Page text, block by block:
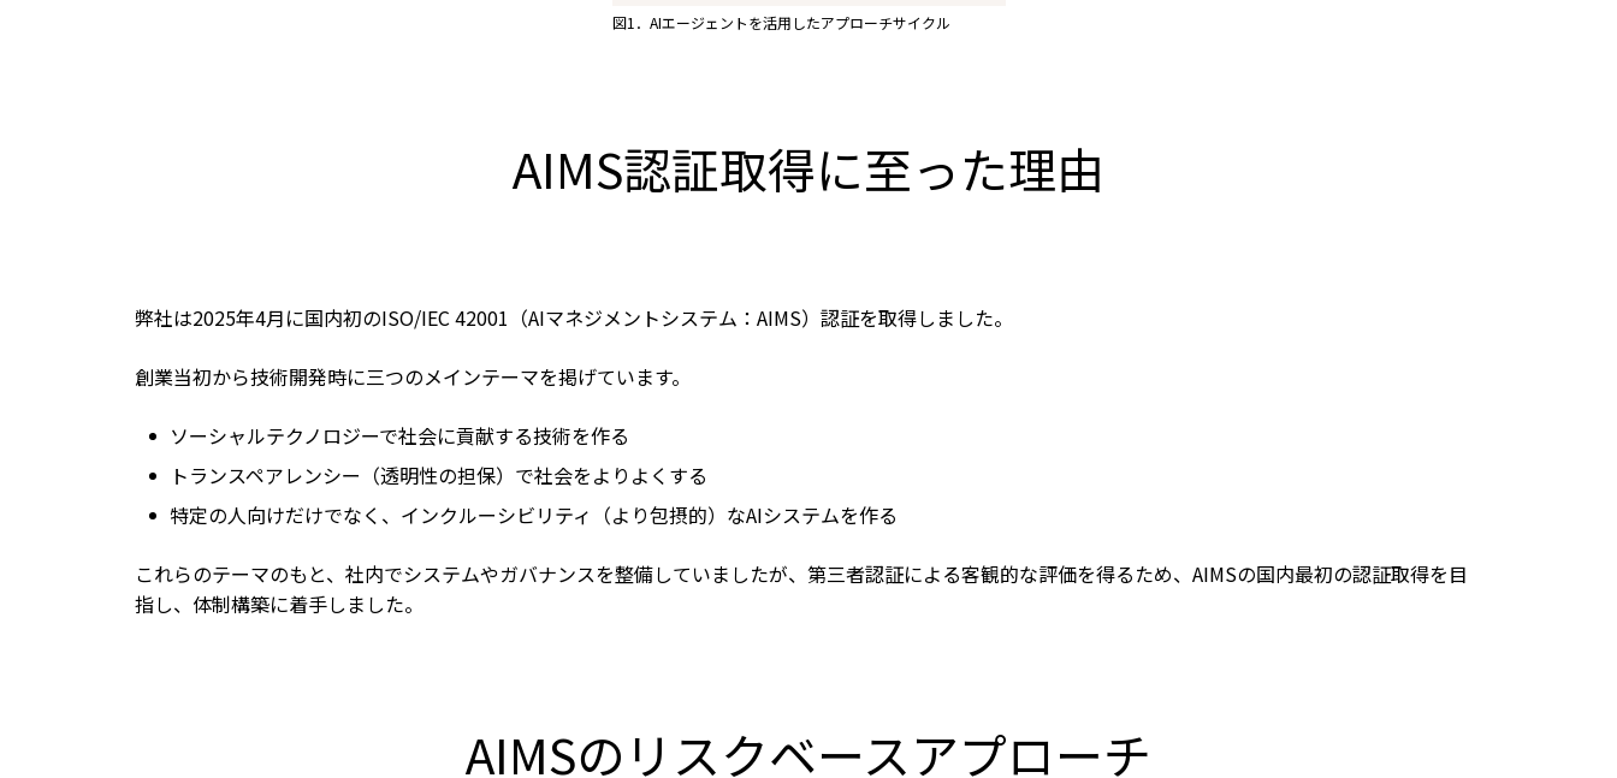
図1．AIエージェントを活用したアプローチサイクル
AIMS認証取得に至った理由
弊社は2025年4月に国内初のISO/IEC 42001（AIマネジメントシステム：AIMS）認証を取得しました。
創業当初から技術開発時に三つのメインテーマを掲げています。
ソーシャルテクノロジーで社会に貢献する技術を作る
トランスペアレンシー（透明性の担保）で社会をよりよくする
特定の人向けだけでなく、インクルーシビリティ（より包摂的）なAIシステムを作る
これらのテーマのもと、社内でシステムやガバナンスを整備していましたが、第三者認証による客観的な評価を得るため、AIMSの国内最初の認証取得を目
指し、体制構築に着手しました。
AIMSのリスクベースアプローチ